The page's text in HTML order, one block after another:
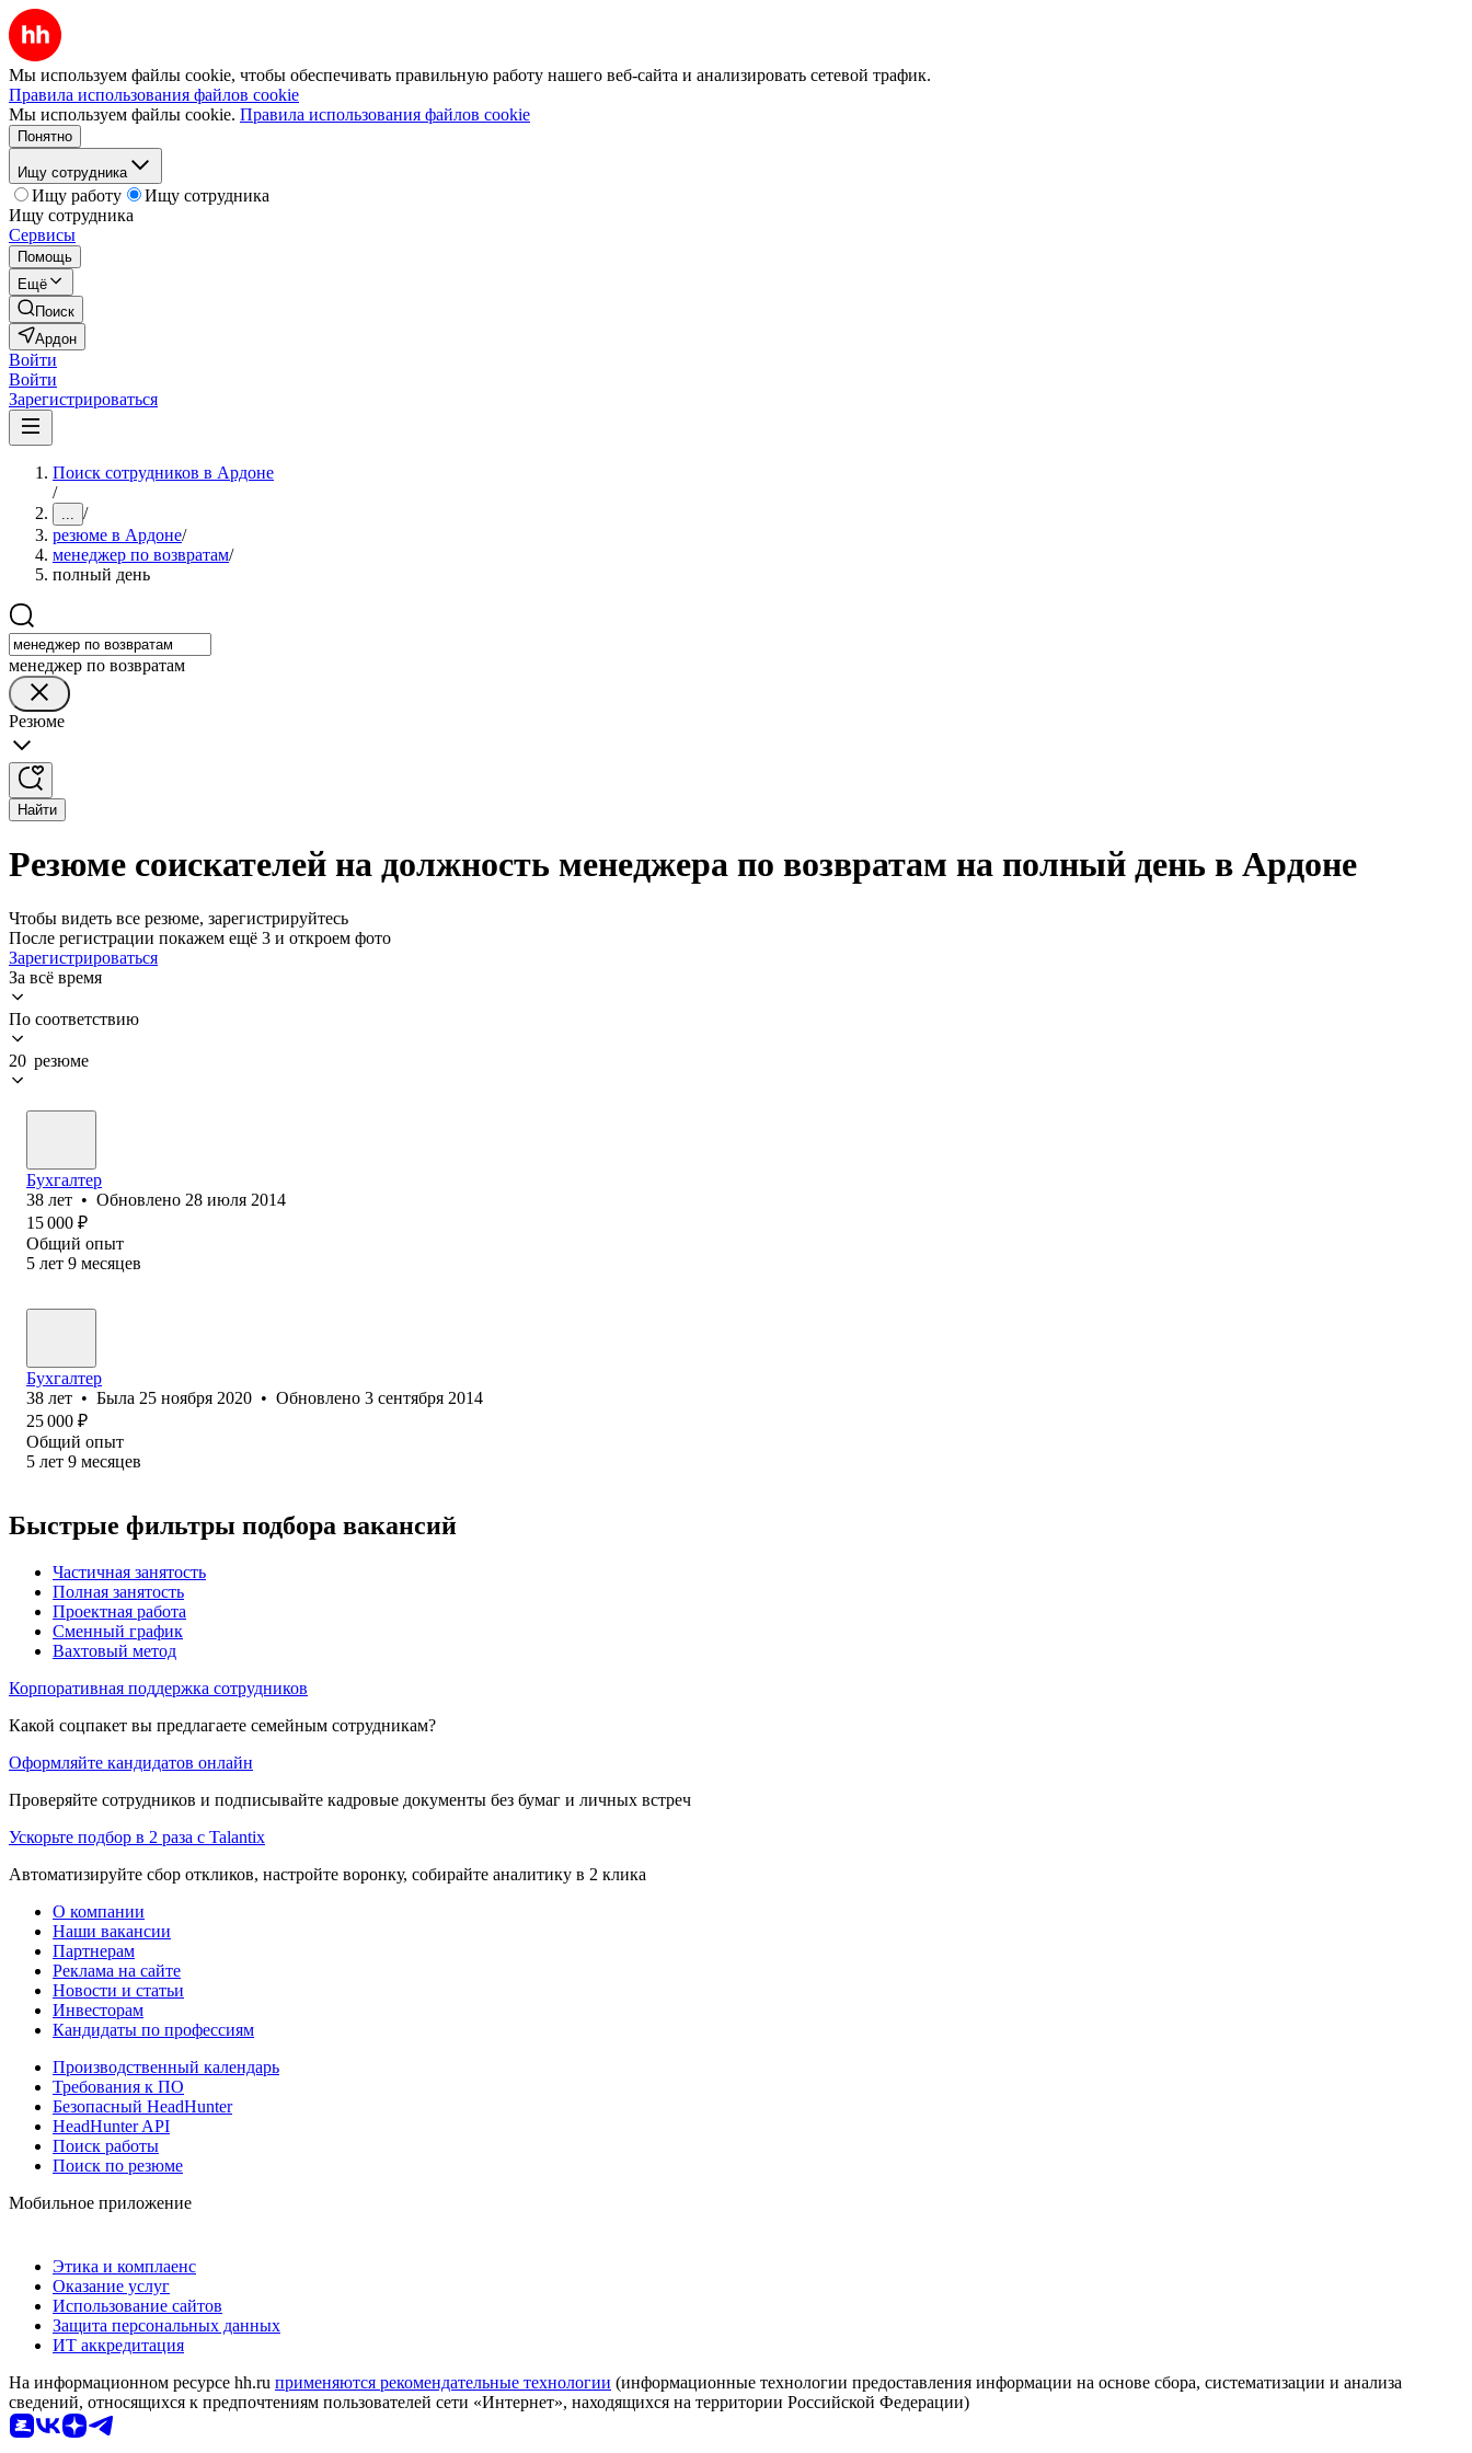
Мы используем файлы cookie, чтобы обеспечивать правильную работу нашего веб-сайта и анализировать сетевой трафик.
Правила использования файлов cookie
Мы используем файлы cookie. Правила использования файлов cookie
Понятно
Ищу сотрудника
Ищу работу
Ищу сотрудника
Ищу сотрудника
Сервисы
Помощь
Ещё
Поиск
Ардон
Войти
Войти
Зарегистрироваться
Поиск сотрудников в Ардоне
/
... /
резюме в Ардоне/
менеджер по возвратам/
полный день
менеджер по возвратам
Резюме
Найти
Резюме соискателей на должность менеджера по возвратам на полный день в Ардоне
Чтобы видеть все резюме, зарегистрируйтесь
После регистрации покажем ещё 3 и откроем фото
Зарегистрироваться
За всё время
По соответствию
20 резюме
Бухгалтер
38 лет • Обновлено 28 июля 2014
15 000 ₽
Общий опыт
5 лет 9 месяцев
Бухгалтер
38 лет • Была 25 ноября 2020 • Обновлено 3 сентября 2014
25 000 ₽
Общий опыт
5 лет 9 месяцев
Быстрые фильтры подбора вакансий
Частичная занятость
Полная занятость
Проектная работа
Сменный график
Вахтовый метод
Корпоративная поддержка сотрудников
Какой соцпакет вы предлагаете семейным сотрудникам?
Оформляйте кандидатов онлайн
Проверяйте сотрудников и подписывайте кадровые документы без бумаг и личных встреч
Ускорьте подбор в 2 раза с Talantix
Автоматизируйте сбор откликов, настройте воронку, собирайте аналитику в 2 клика
О компании
Наши вакансии
Партнерам
Реклама на сайте
Новости и статьи
Инвесторам
Кандидаты по профессиям
Производственный календарь
Требования к ПО
Безопасный HeadHunter
HeadHunter API
Поиск работы
Поиск по резюме
Мобильное приложение
Этика и комплаенс
Оказание услуг
Использование сайтов
Защита персональных данных
ИТ аккредитация
На информационном ресурсе hh.ru применяются рекомендательные технологии (информационные технологии предоставления информации на основе сбора, систематизации и анализа
сведений, относящихся к предпочтениям пользователей сети «Интернет», находящихся на территории Российской Федерации)